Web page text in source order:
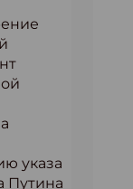
указа
Путина